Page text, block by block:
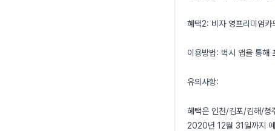
혜택2: 비자 영프리미엄
이용방법: 벅시 앱을 통
유의사항:
혜택은 인천/김포/김해/청
2020년 12월 31일까지